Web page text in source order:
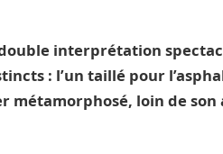
interprétation
: l’un taillé pour
métamorphosé, loin de son